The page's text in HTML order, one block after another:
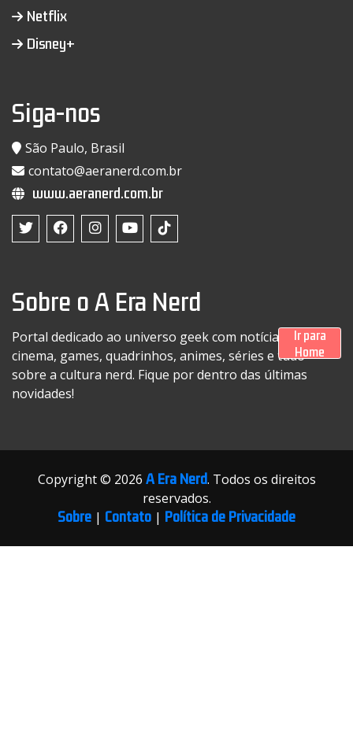
Netflix
Disney+
Siga-nos
São Paulo, Brasil
contato@aeranerd.com.br
www.aeranerd.com.br
Sobre o A Era Nerd
Portal dedicado ao universo geek com notícias sobre
cinema, games, quadrinhos, animes, séries e tudo
sobre a cultura nerd. Fique por dentro das últimas
novidades!
Ir para
Home
Copyright © 2026 A Era Nerd. Todos os direitos
reservados.
Sobre | Contato | Política de Privacidade